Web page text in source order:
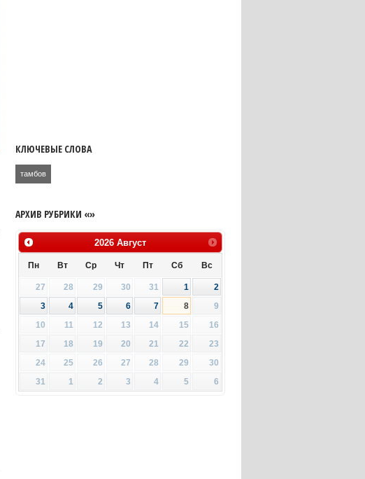
КЛЮЧЕВЫЕ СЛОВА
тамбов
АРХИВ РУБРИКИ «»
2026 Август
Пн Вт Ср Чт Пт Сб Вс
27 28 29 30 31 1
2
3
4 5 6 7 8
9
10
11 12 13 14 15
16
17
18 19 20 21 22
23
24
25 26 27 28 29
30
31
1 2 3 4 5 6